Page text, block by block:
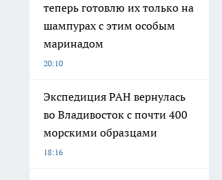
теперь готовлю их только на
шампурах с этим особым
маринадом
20:10
Экспедиция РАН вернулась
во Владивосток с почти 400
морскими образцами
18:16